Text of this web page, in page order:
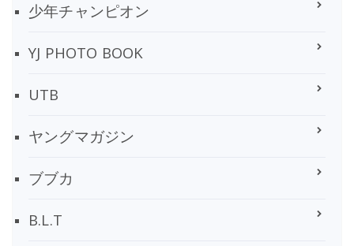
少年チャンピオン
YJ PHOTO BOOK
UTB
ヤングマガジン
ブブカ
B.L.T